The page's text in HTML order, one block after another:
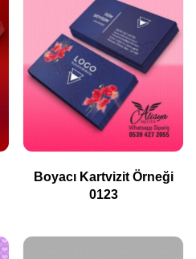
Boyacı Kartvizit Örneği
0123